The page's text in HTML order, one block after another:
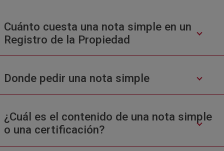
Cuánto cuesta una nota simple en un
Registro de la Propiedad
Donde pedir una nota simple
¿Cuál es el contenido de una nota simple
o una certificación?